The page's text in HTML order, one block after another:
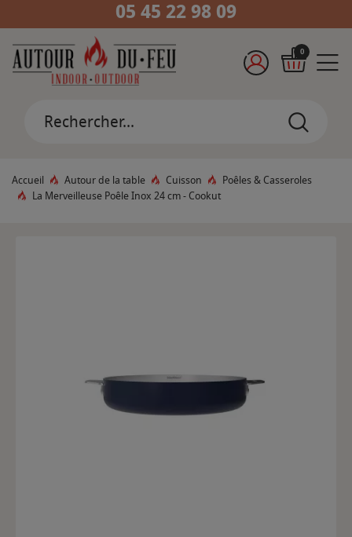
05 45 22 98 09
0
Accueil Autour de la table Cuisson
Poêles & Casseroles
La Merveilleuse Poêle Inox 24 cm - Cookut